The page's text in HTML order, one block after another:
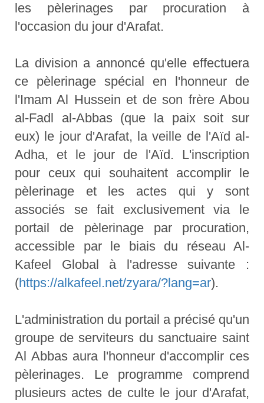
les pèlerinages par procuration à
l'occasion du jour d'Arafat.
La division a annoncé qu'elle effectuera
ce pèlerinage spécial en l'honneur de
l'Imam Al Hussein et de son frère Abou
al-Fadl al-Abbas (que la paix soit sur
eux) le jour d'Arafat, la veille de l'Aïd al-
Adha, et le jour de l'Aïd. L'inscription
pour ceux qui souhaitent accomplir le
pèlerinage et les actes qui y sont
associés se fait exclusivement via le
portail de pèlerinage par procuration,
accessible par le biais du réseau Al-
Kafeel Global à l'adresse suivante :
(https://alkafeel.net/zyara/?lang=ar).
L'administration du portail a précisé qu'un
groupe de serviteurs du sanctuaire saint
Al Abbas aura l'honneur d'accomplir ces
pèlerinages. Le programme comprend
plusieurs actes de culte le jour d'Arafat,